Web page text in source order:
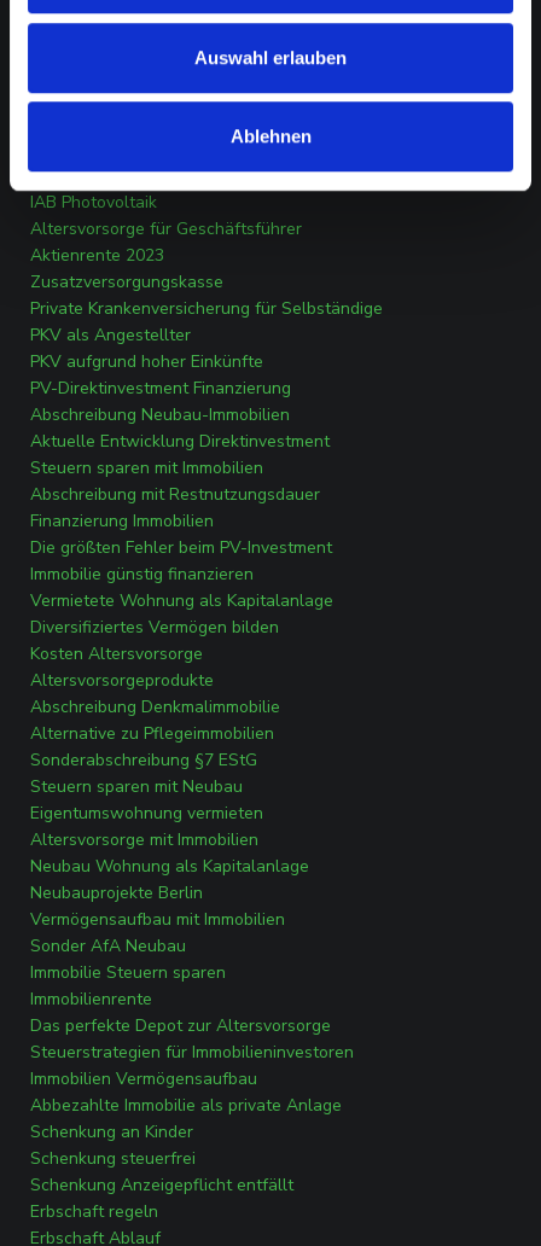
Auswahl erlauben
Ablehnen
Investitionsabzugsbetrag Photovoltaik
Fünftelreglung Abfindung
IAB Photovoltaik
Altersvorsorge für Geschäftsführer
Aktienrente 2023
Zusatzversorgungskasse
Private Krankenversicherung für Selbständige
PKV als Angestellter
PKV aufgrund hoher Einkünfte
PV-Direktinvestment Finanzierung
Abschreibung Neubau-Immobilien
Aktuelle Entwicklung Direktinvestment
Steuern sparen mit Immobilien
Abschreibung mit Restnutzungsdauer
Finanzierung Immobilien
Die größten Fehler beim PV-Investment
Immobilie günstig finanzieren
Vermietete Wohnung als Kapitalanlage
Diversifiziertes Vermögen bilden
Kosten Altersvorsorge
Altersvorsorgeprodukte
Abschreibung Denkmalimmobilie
Alternative zu Pflegeimmobilien
Sonderabschreibung §7 EStG
Steuern sparen mit Neubau
Eigentumswohnung vermieten
Altersvorsorge mit Immobilien
Neubau Wohnung als Kapitalanlage
Neubauprojekte Berlin
Vermögensaufbau mit Immobilien
Sonder AfA Neubau
Immobilie Steuern sparen
Immobilienrente
Das perfekte Depot zur Altersvorsorge
Steuerstrategien für Immobilieninvestoren
Immobilien Vermögensaufbau
Abbezahlte Immobilie als private Anlage
Schenkung an Kinder
Schenkung steuerfrei
Schenkung Anzeigepflicht entfällt
Erbschaft regeln
Erbschaft Ablauf